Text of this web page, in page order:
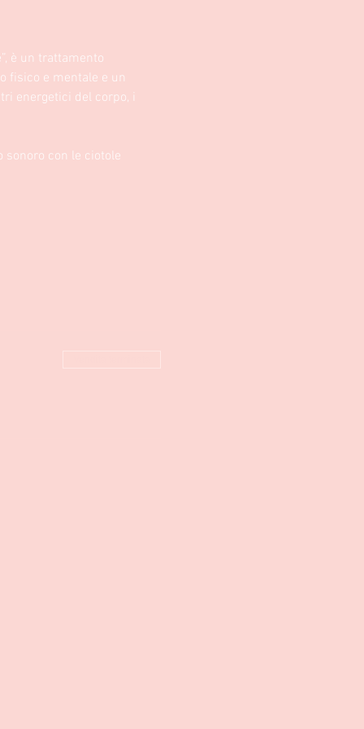
è un trattamento
fisico e mentale e un
energetici del corpo, i
sonoro con le ciotole